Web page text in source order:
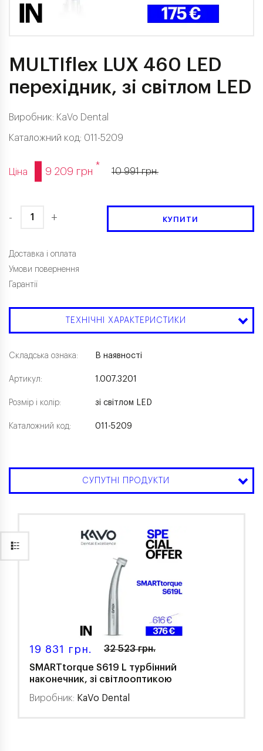
MULTIflex LUX 460 LED
перехідник, зі світлом LED
Виробник: KaVo Dental
Каталожний код: 011-5209
Ціна 9 209 грн *
10 991 грн.
- + КУПИТИ
Доставка і оплата
Умови повернення
Гарантії
ТЕХНІЧНІ ХАРАКТЕРИСТИКИ
Складська ознака:
Артикул:
Розмір і колір:
Каталожний код:
В наявності
1.007.3201
зі світлом LED
011-5209
СУПУТНІ ПРОДУКТИ
19 831 грн.
32 523 грн.
SMARTtorque S619 L турбінний
наконечник, зі світлооптикою
Виробник: KaVo Dental